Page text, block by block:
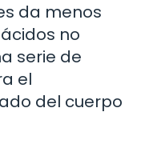
da menos
no
serie de
el
del cuerpo